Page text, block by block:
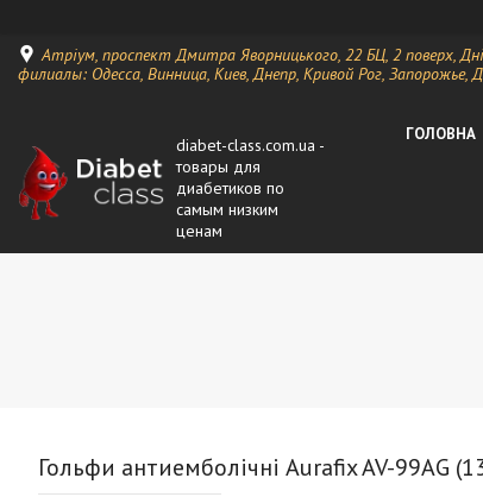
Атріум, проспект Дмитра Яворницького, 22 БЦ, 2 поверх,
филиалы: Одесса, Винница, Киев, Днепр, Кривой Рог, Запорожье,
diabet-class.com.ua -
товары для
диабетиков по
самым низким
ценам
ГОЛОВНА
Гольфи антиемболічні Aurafix AV-99AG